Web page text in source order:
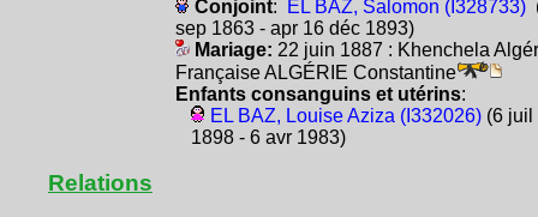
Conjoint: EL BAZ, Salomon (I328733)
sep 1863 - apr 16 déc 1893)
Mariage: 22 juin 1887 : Khenchela
Française ALGÉRIE Constantine
Enfants consanguins et utérins:
EL BAZ, Louise Aziza (I332026)(6 juil
1898 - 6 avr 1983)
Relations